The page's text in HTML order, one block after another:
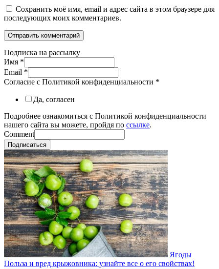
Сохранить моё имя, email и адрес сайта в этом браузере для
последующих моих комментариев.
Подписка на рассылку
Имя *
Email *
Согласие с Политикой конфиденциальности *
Да, согласен
Подробнее ознакомиться с Политикой конфиденциальности
нашего сайта вы можете, пройдя по ссылке.
Comment
Подписаться
Ягоды
Польза и вред крыжовника: узнайте все о его свойствах!